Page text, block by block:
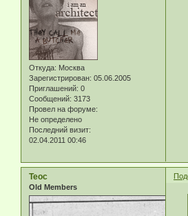
Откуда: Москва
Зарегистрирован: 05.06.2005
Приглашений: 0
Сообщений: 3173
Провел на форуме:
Не определено
Последний визит:
02.04.2011 00:46
Teoc
Old Members